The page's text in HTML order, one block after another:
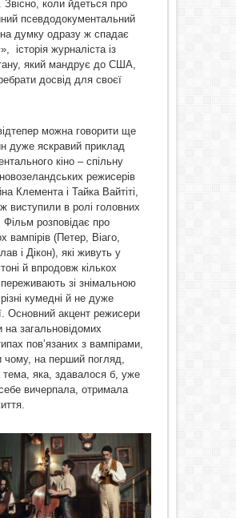
Звісно, коли йдеться про
псевдодокументальний
думку одразу ж спадає
», історія журналіста із
який мандрує до США,
досвід для своєї
можна говорити ще
дуже яскравий приклад
кіно – спільну
режисерів
Клемента і Тайка Вайтіті,
виступили в ролі головних
Фільм розповідає про
вампірів (Петер, Віаго,
і Дікон), які живуть у
й впродовж кількох
переживають зі знімальною
кумедні й не дуже
Основний акцент режисери
на загальновідомих
пов’язаних з вампірами,
чому, на перший погляд,
тема, яка, здавалося б, уже
вичерпала, отримала